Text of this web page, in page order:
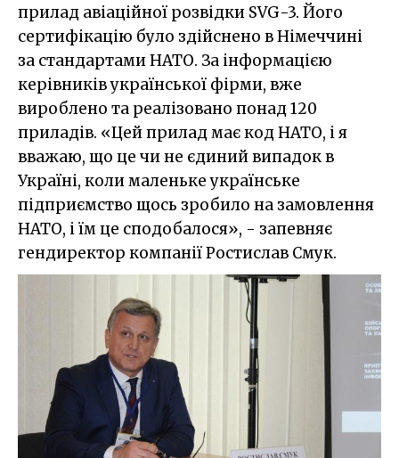
прилад авіаційної розвідки SVG-3. Його
сертифікацію було здійснено в Німеччині
за стандартами НАТО. За інформацією
керівників української фірми, вже
вироблено та реалізовано понад 120
приладів. «Цей прилад має код НАТО, і я
вважаю, що це чи не єдиний випадок в
Україні, коли маленьке українське
підприємство щось зробило на замовлення
НАТО, і їм це сподобалося», - запевняє
гендиректор компанії Ростислав Смук.